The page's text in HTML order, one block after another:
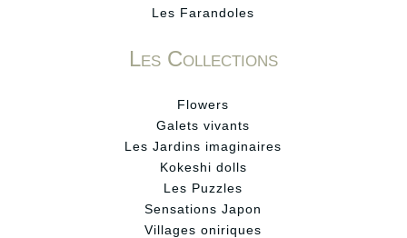
Les Farandoles
Les Collections
Flowers
Galets vivants
Les Jardins imaginaires
Kokeshi dolls
Les Puzzles
Sensations Japon
Villages oniriques